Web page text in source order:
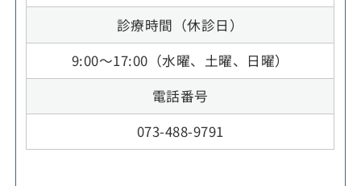
診療時間（休診日）
9:00～17:00（水曜、土曜、日曜）
電話番号
073-488-9791